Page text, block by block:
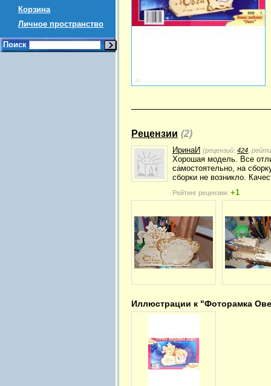
Корзина
Личное пространство
Поиск
Рецензии (2)
ИринаИ (рецензий: 424 ,
Хорошая модель. Все
самостоятельно, на
сборки не возникло.
Рейтинг рецензии: +1
Иллюстрации к "Фоторамка